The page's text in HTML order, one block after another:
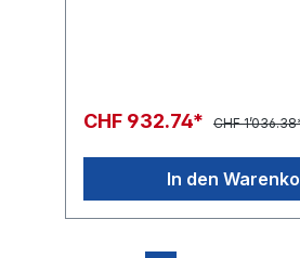
CHF 932.74* CHF
In den